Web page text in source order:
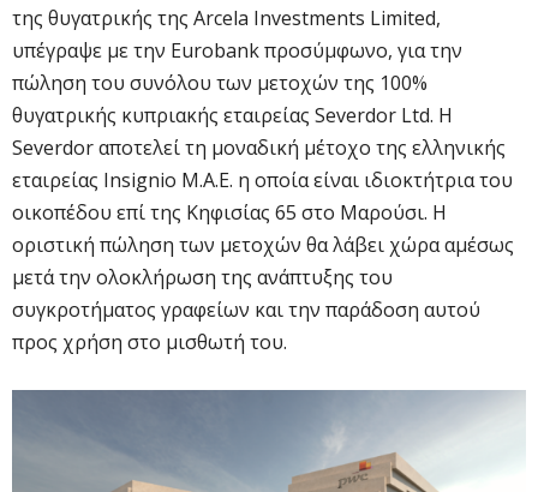
της θυγατρικής της Arcela Investments Limited,
υπέγραψε με την Eurobank προσύμφωνο, για την
πώληση του συνόλου των μετοχών της 100%
θυγατρικής κυπριακής εταιρείας Severdor Ltd. Η
Severdor αποτελεί τη μοναδική μέτοχο της ελληνικής
εταιρείας Insignio Μ.Α.Ε. η οποία είναι ιδιοκτήτρια του
οικοπέδου επί της Κηφισίας 65 στο Μαρούσι. Η
οριστική πώληση των μετοχών θα λάβει χώρα αμέσως
μετά την ολοκλήρωση της ανάπτυξης του
συγκροτήματος γραφείων και την παράδοση αυτού
προς χρήση στο μισθωτή του.